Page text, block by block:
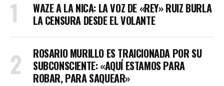
WAZE A LA NICA: LA VOZ DE «REY» RUIZ BURLA
LA CENSURA DESDE EL VOLANTE
ROSARIO MURILLO ES TRAICIONADA POR SU
SUBCONSCIENTE: «AQUÍ ESTAMOS PARA
ROBAR, PARA SAQUEAR»